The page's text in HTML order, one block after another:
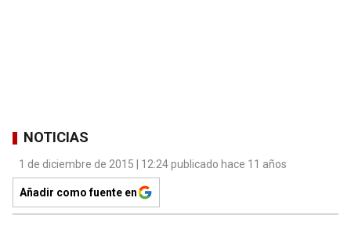
NOTICIAS
1 de diciembre de 2015 | 12:24 publicado hace 11 años
Añadir como fuente en